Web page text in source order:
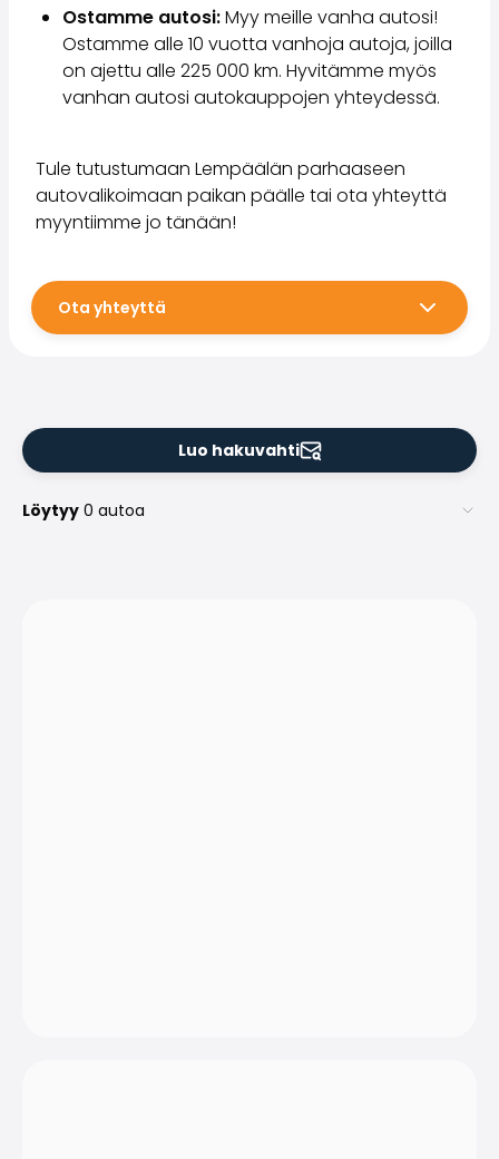
Ostamme autosi:Myy meille vanha autosi!
Ostamme alle 10 vuotta vanhoja autoja, joilla
on ajettu alle 225 000 km. Hyvitämme myös
vanhan autosi autokauppojen yhteydessä.
Tule tutustumaan Lempäälän parhaaseen
autovalikoimaan paikan päälle tai ota yhteyttä
myyntiimme jo tänään!
Ota yhteyttä
Luo hakuvahti
Löytyy 0 autoa